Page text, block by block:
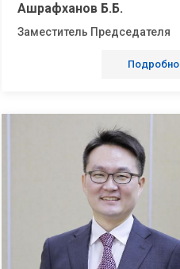
Ашрафханов Б.Б.
Заместитель Председателя
Подробно